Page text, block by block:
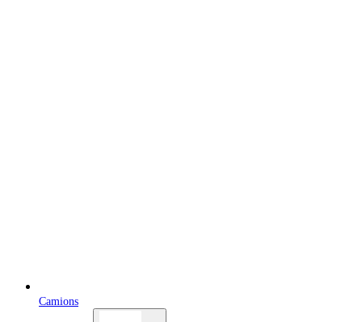
Camions